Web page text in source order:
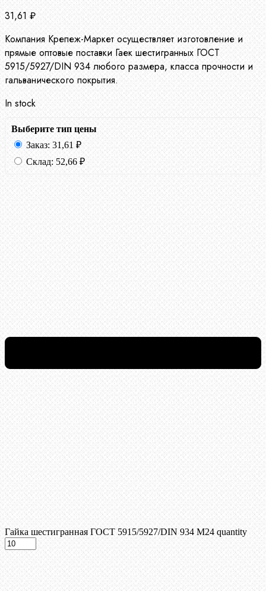
31,61 ₽
Компания Крепеж-Маркет осуществляет изготовление и
прямые оптовые поставки Гаек шестигранных ГОСТ
5915/5927/DIN 934 любого размера, класса прочности и
гальванического покрытия.
In stock
Выберите тип цены
Заказ: 31,61 ₽
Склад: 52,66 ₽
Гайка шестигранная ГОСТ 5915/5927/DIN 934 М24 quantity